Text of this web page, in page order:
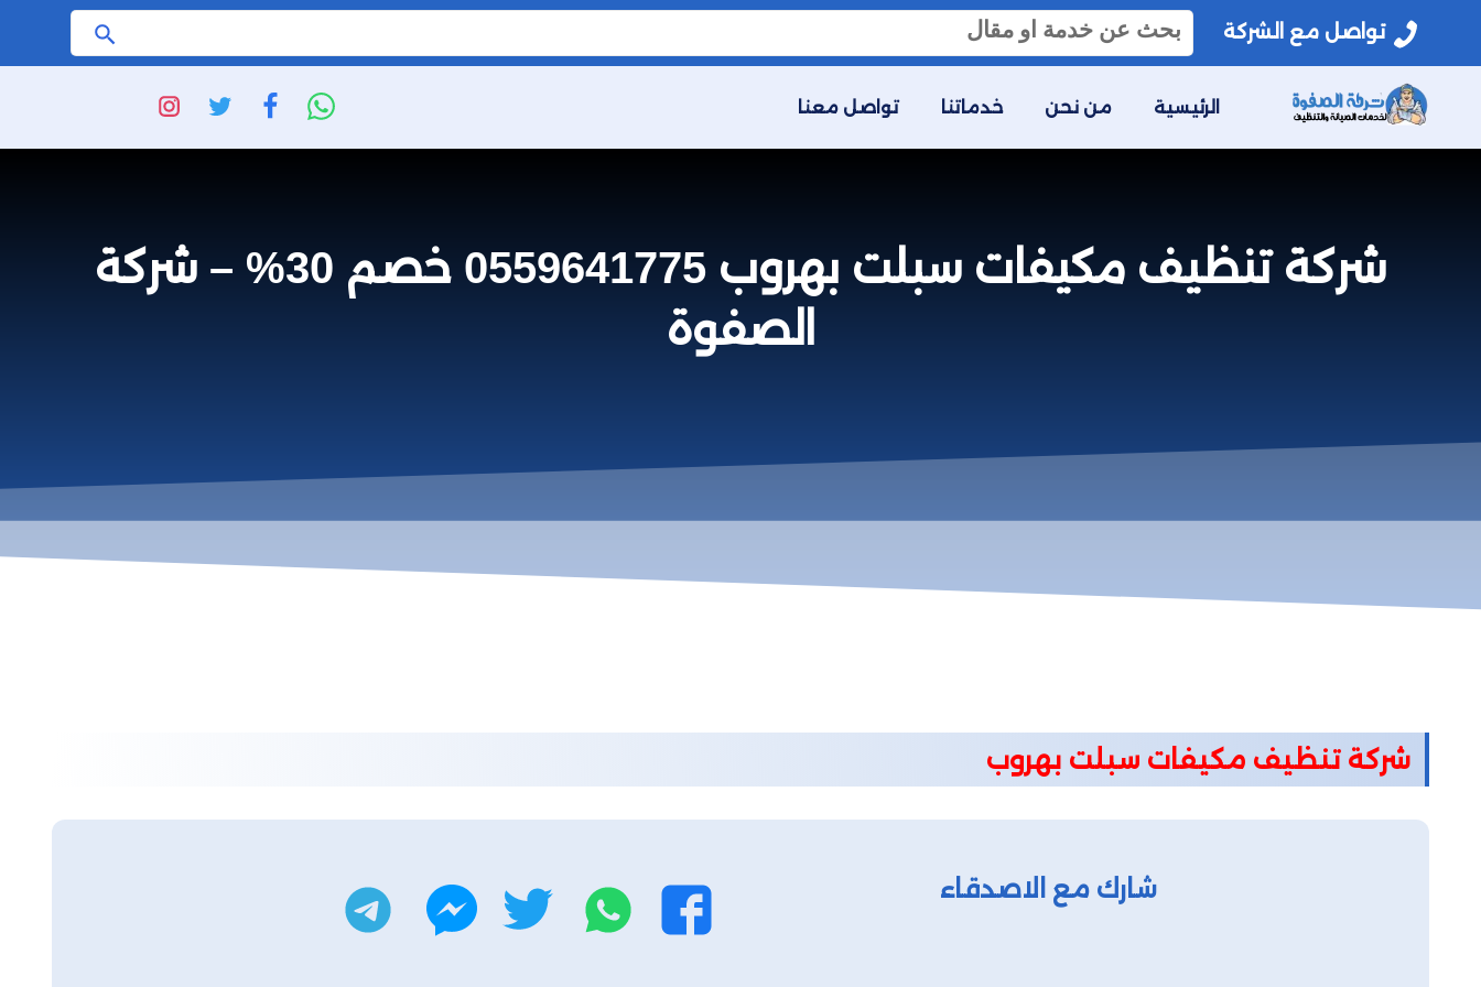
تواصل مع الشركة
البحث
عن:
الرئيسية من نحن خدماتنا تواصل معنا
شركة تنظيف مكيفات سبلت بهروب 0559641775 خصم 30% – شركة
الصفوة
شركة تنظيف مكيفات سبلت بهروب
شارك مع الاصدقاء فيسبوك واتساب تويتر ماسنجر